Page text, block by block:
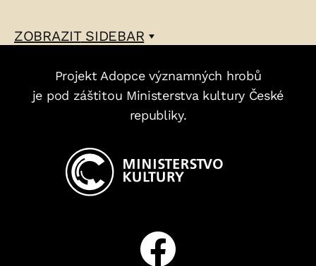
ZOBRAZITSIDEBAR
Projekt Adopce významných hrobů
je pod záštitou Ministerstva kultury České
republiky.
Facebook